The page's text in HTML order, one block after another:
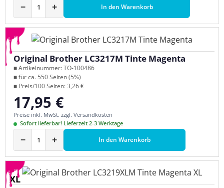
− + In den Warenkorb
Original Brother LC3217M Tinte Magenta
■ Artikelnummer: TO-100486
■ für ca. 550 Seiten (5%)
■ Preis/100 Seiten: 3,26 €
Regulärer Preis:
17,95 €
Preise inkl. MwSt. zzgl. Versandkosten
Sofort lieferbar! Lieferzeit 2-3 Werktage
− + In den Warenkorb
XL